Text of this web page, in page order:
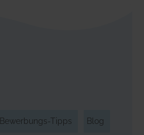
Bewerbungs-Tipps Blog